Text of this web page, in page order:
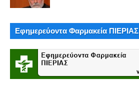
Εφημερεύοντα Φαρμακεία ΠΙΕΡΙΑΣ